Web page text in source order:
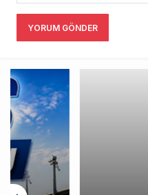
YORUM GÖNDER